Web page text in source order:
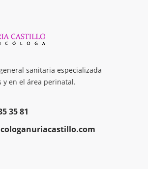
sanitaria especializada
y en el área perinatal.
35 81